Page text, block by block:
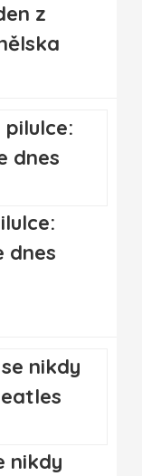
z
dnes
nikdy